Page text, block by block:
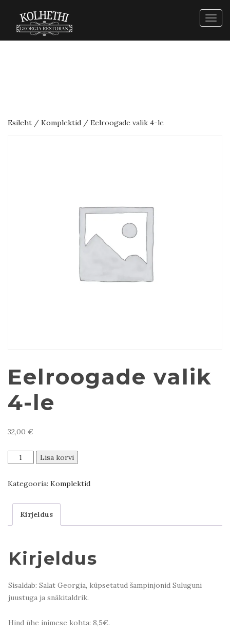
Esileht / Komplektid / Eelroogade valik 4-le
Eelroogade valik
4-le
32,00 €
Eelroogade
valik
le
Lisa korvi
Kategooria: Komplektid
Kirjeldus
Kirjeldus
Sisaldab: Salat Georgia, küpsetatud šampinjonid Suluguni
juustuga ja snäkitaldrik.
Hind ühe inimese kohta: 8,5€.